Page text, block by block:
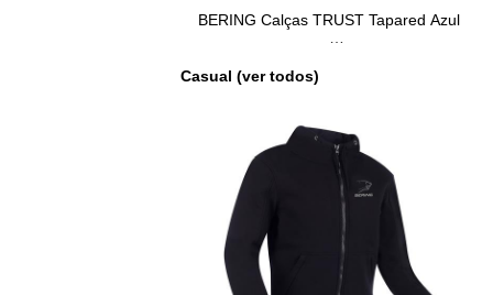
BERING Calças TRUST Tapared Azul
Casual (ver todos)